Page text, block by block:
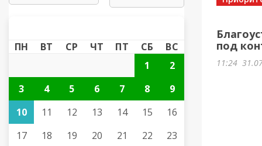
ПН ВТ СР ЧТ ПТ СБ
ВС
1
2
3
4 5 6 7 8
9
10
11 12 13 14 15
16
17
18 19 20 21 22
23
под
11:24